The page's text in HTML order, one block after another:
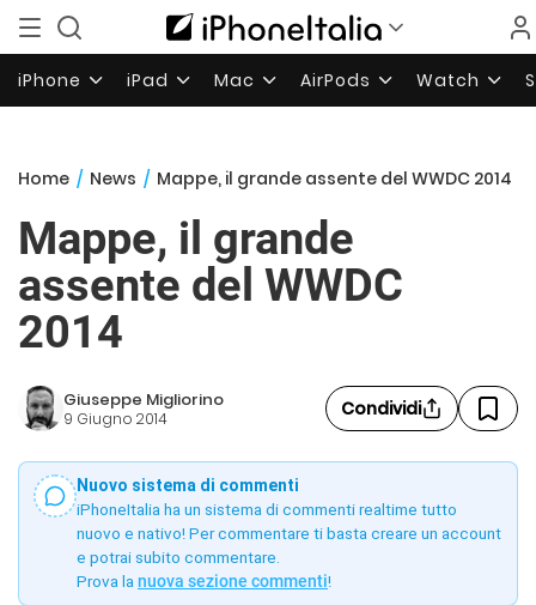
iPhone iPad Mac AirPods Watch
Home / News / Mappe, il grande assente del WWDC 2014
Mappe, il grande
assente del WWDC
2014
Giuseppe Migliorino
9 Giugno 2014 Condividi
Nuovo sistema di commenti
iPhoneItalia ha un sistema di commenti realtime tutto
nuovo e nativo! Per commentare ti basta creare un account
e potrai subito commentare.
Prova la nuova sezione commenti!